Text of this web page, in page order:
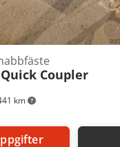
km
Quick Coupler